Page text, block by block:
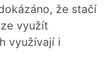
že stačí
využít
využívají i